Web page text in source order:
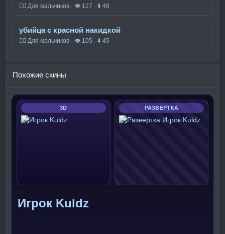
🧍‍♂️ Для мальчиков · 👁 127 · ⬇ 48
убийца с красной накидкой
🧍‍♂️ Для мальчиков · 👁 105 · ⬇ 45
Похожие скины
3D РАЗВЕРТКА
Игрок Kuldz